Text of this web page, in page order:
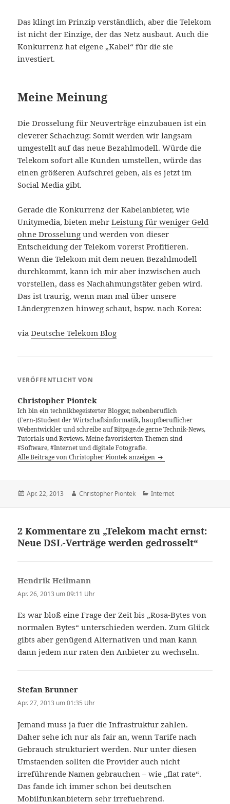
Das klingt im Prinzip verständlich, aber die Telekom
ist nicht der Einzige, der das Netz ausbaut. Auch die
Konkurrenz hat eigene „Kabel“ für die sie
investiert.
Meine Meinung
Die Drosselung für Neuverträge einzubauen ist ein
cleverer Schachzug: Somit werden wir langsam
umgestellt auf das neue Bezahlmodell. Würde die
Telekom sofort alle Kunden umstellen, würde das
einen größeren Aufschrei geben, als es jetzt im
Social Media gibt.
Gerade die Konkurrenz der Kabelanbieter, wie
Unitymedia, bieten mehrLeistung für weniger Geld
ohne Drosselung und werden von dieser
Entscheidung der Telekom vorerst Profitieren.
Wenn die Telekom mit dem neuen Bezahlmodell
durchkommt, kann ich mir aber inzwischen auch
vorstellen, dass es Nachahmungstäter geben wird.
Das ist traurig, wenn man mal über unsere
Ländergrenzen hinweg schaut, bspw. nach Korea:
viaDeutsche Telekom Blog
VERÖFFENTLICHT VON
Christopher Piontek
Ich bin ein technikbegeisterter Blogger, nebenberuflich
(Fern-)Student der Wirtschaftsinformatik, hauptberuflicher
Webentwickler und schreibe auf Bitpage.de gerne Technik-News,
Tutorials und Reviews. Meine favorisierten Themen sind
#Software, #Internet und digitale Fotografie.
Alle Beiträge von Christopher Piontek anzeigen
Veröffentlicht
Apr. 22, 2013 Autor
Christopher Piontek Kategorien
Internet
2 Kommentare zu „Telekom macht ernst:
Neue DSL-Verträge werden gedrosselt“
Hendrik Heilmann
Apr. 26, 2013 um 09:11 Uhr
Es war bloß eine Frage der Zeit bis „Rosa-Bytes von
normalen Bytes“ unterschieden werden. Zum Glück
gibts aber genügend Alternativen und man kann
dann jedem nur raten den Anbieter zu wechseln.
Stefan Brunner
Apr. 27, 2013 um 01:35 Uhr
Jemand muss ja fuer die Infrastruktur zahlen.
Daher sehe ich nur als fair an, wenn Tarife nach
Gebrauch strukturiert werden. Nur unter diesen
Umstaenden sollten die Provider auch nicht
irreführende Namen gebrauchen – wie „flat rate“.
Das fande ich immer schon bei deutschen
Mobilfunkanbietern sehr irrefuehrend.